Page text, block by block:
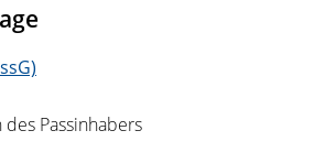
des Passinhabers